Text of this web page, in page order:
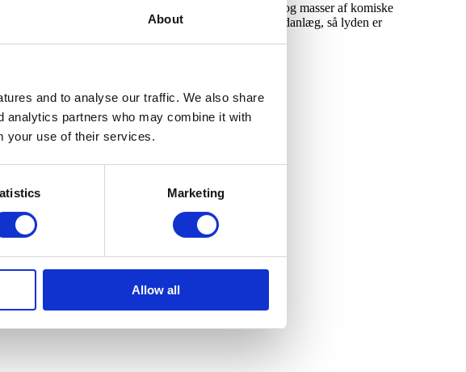
About
and to analyse our traffic. We also share
analytics partners who may combine it with
your use of their services.
Marketing
Allow all
overrasker med unik fingerfærdighed, klovnenumre og masser af komiske
altid i god tid og medbringer et professionelt lydanlæg, så lyden er